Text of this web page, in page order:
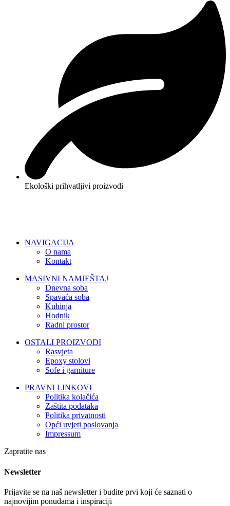
Ekološki prihvatljivi proizvodi
NAVIGACIJA
O nama
Kontakt
MASIVNI NAMJEŠTAJ
Dnevna soba
Spavaća soba
Kuhinja
Hodnik
Radni prostor
OSTALI PROIZVODI
Rasvjeta
Epoxy stolovi
Sofe i garniture
PRAVNI LINKOVI
Politika kolačića
Zaštita podataka
Politika privatnosti
Opći uvjeti poslovanja
Impressum
Zapratite nas
Newsletter
Prijavite se na naš newsletter i budite prvi koji će saznati o
najnovijim ponudama i inspiraciji